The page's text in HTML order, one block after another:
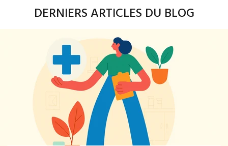
DERNIERS ARTICLES DU BLOG